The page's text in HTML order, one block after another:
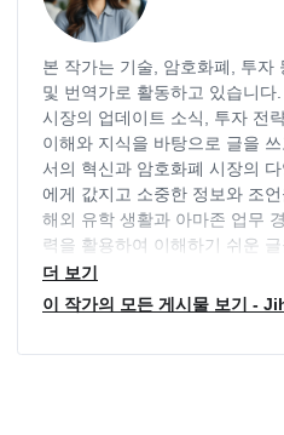
본 작가는 기술, 암호화폐, 투자
및 번역가로 활동하고 있습니
시장의 업데이트 소식, 투자 전
이해와 지식을 바탕으로 글을
서의 혁신과 암호화폐 시장의
에게 값지고 소중한 정보와 조
해외 유학 생활과 아마존 업무
력을 활용하여 이해하기 쉬운
니다. 이를 위해 늘 테크 및 암호
파악하기 위해 노력하고 있습니
더 보기
이 작가의 모든 게시물 보기 -